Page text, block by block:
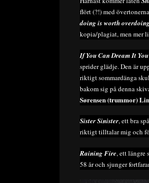
flört (?!) med
doing is worth
kopia/plagiat, men mer
If You Can Dream It
sprider glädje. Den är
riktigt sommardänga
bakom sig på denna
Sørensen(trummor)
Sister Sinister, ett bra
riktigt tilltalar mig och
Raining Fire, ett längre
58 år och sjunger